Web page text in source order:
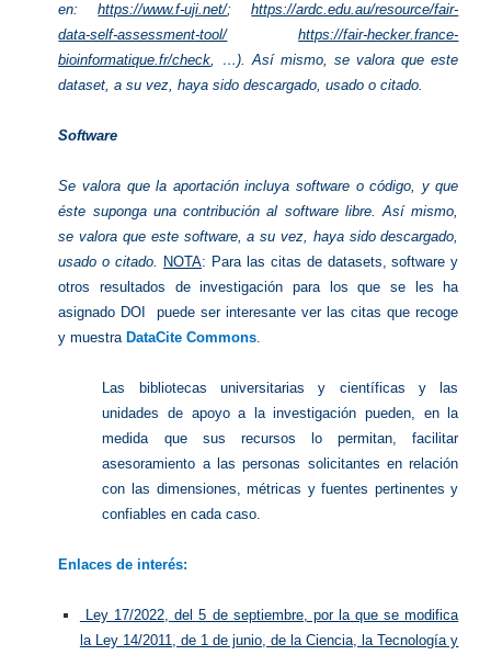
en:https://www.f-uji.net/;https://ardc.edu.au/resource/fair-
data-self-assessment-tool/
https://fair-hecker.france-
bioinformatique.fr/check, …). Así mismo, se valora que este
dataset, a su vez, haya sido descargado, usado o citado.
Software
Se valora que la aportación incluya software o código, y que
éste suponga una contribución al software libre. Así mismo,
se valora que este software, a su vez, haya sido descargado,
usado o citado. NOTA: Para las citas de datasets, software y
otros resultados de investigación para los que se les ha
asignado DOI puede ser interesante ver las citas que recoge
y muestra DataCite Commons.
Las bibliotecas universitarias y científicas y las
unidades de apoyo a la investigación pueden, en la
medida que sus recursos lo permitan, facilitar
asesoramiento a las personas solicitantes en relación
con las dimensiones, métricas y fuentes pertinentes y
confiables en cada caso.
Enlaces de interés:
Ley 17/2022, del 5 de septiembre, por la que se modifica
la Ley 14/2011, de 1 de junio, de la Ciencia, la Tecnología y